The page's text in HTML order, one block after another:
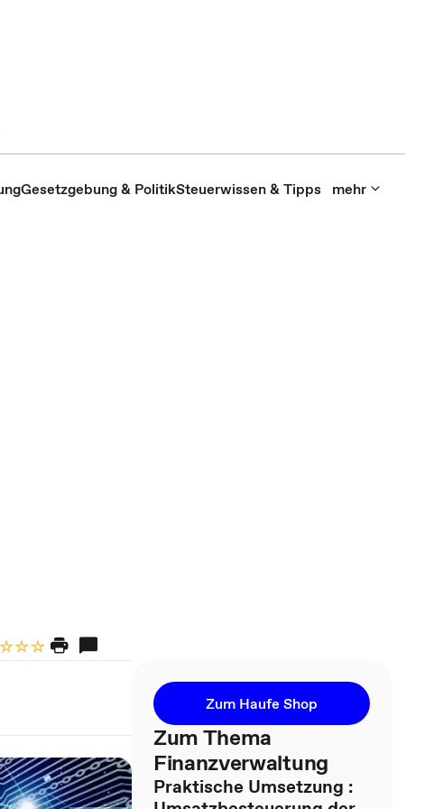
Gesetzgebung & PolitikSteuerwissen & Tipps mehr
Zum Haufe Shop
Zum Thema
Finanzverwaltung
Praktische Umsetzung :